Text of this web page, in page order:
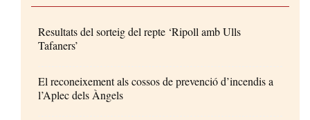
Resultats del sorteig del repte ‘Ripoll amb Ulls
Tafaners’
El reconeixement als cossos de prevenció d’incendis a
l’Aplec dels Àngels